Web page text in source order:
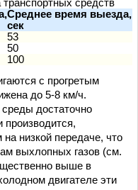
средств
Среднее время выезда,
сек
53
50
100
с прогретым
до 5-8 км/ч.
среды достаточно
производится,
низкой передаче, что
выхлопных газов (см.
выше в
двигателе эти